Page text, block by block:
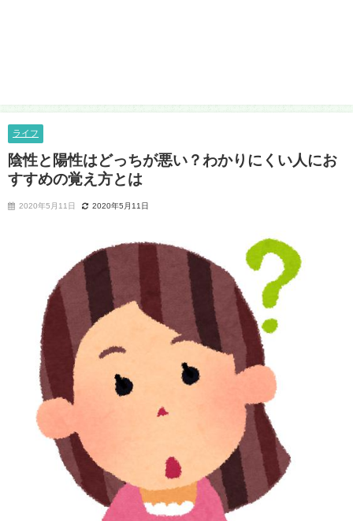
ライフ
陰性と陽性はどっちが悪い？わかりにくい人にお
すすめの覚え方とは
2020年5月11日 2020年5月11日